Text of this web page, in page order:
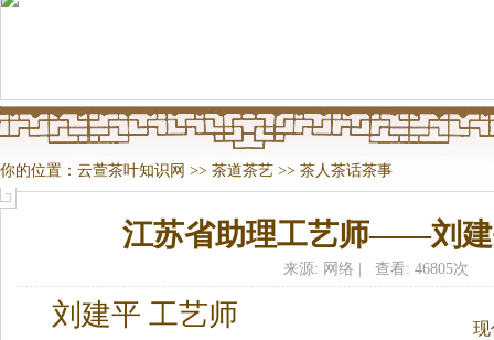
你的位置： 云萱茶叶知识网 >> 茶道茶艺 >> 茶人茶话茶事
江苏省助理工艺师——刘
来源: 网络 | 查看: 46805次
刘建平 工艺师